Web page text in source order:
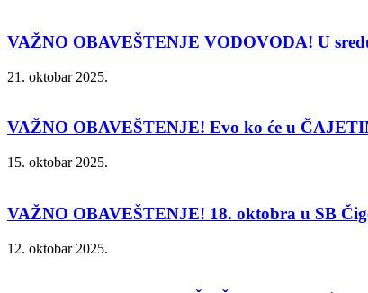
VAŽNO OBAVEŠTENJE VODOVODA! U
21. oktobar 2025.
VAŽNO OBAVEŠTENJE! Evo ko će u
15. oktobar 2025.
VAŽNO OBAVEŠTENJE! 18. oktobra u SB
12. oktobar 2025.